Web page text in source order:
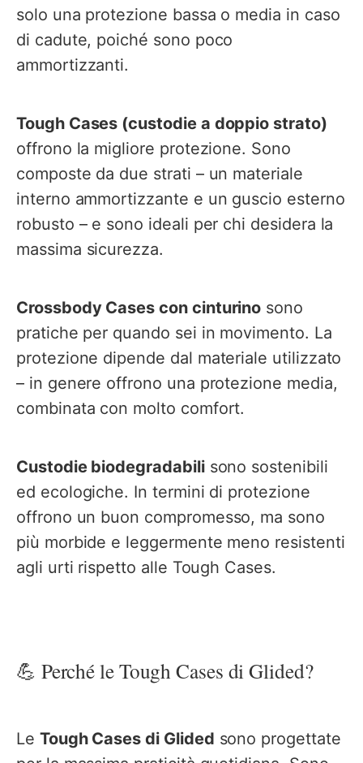
solo una protezione bassa o media in caso
di cadute, poiché sono poco
ammortizzanti.
Tough Cases (custodie a doppio strato)
offrono la migliore protezione. Sono
composte da due strati – un materiale
interno ammortizzante e un guscio esterno
robusto – e sono ideali per chi desidera la
massima sicurezza.
Crossbody Cases con cinturino sono
pratiche per quando sei in movimento. La
protezione dipende dal materiale utilizzato
– in genere offrono una protezione media,
combinata con molto comfort.
Custodie biodegradabilisono sostenibili
ed ecologiche. In termini di protezione
offrono un buon compromesso, ma sono
più morbide e leggermente meno resistenti
agli urti rispetto alle Tough Cases.
💪 Perché le Tough Cases di Glided?
Le Tough Cases di Glided sono progettate